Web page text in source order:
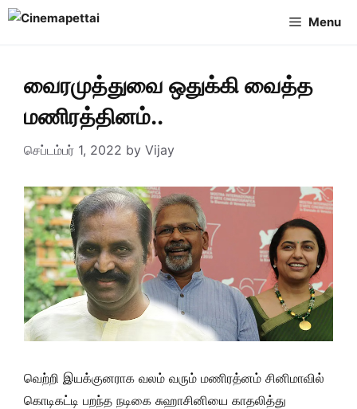
Skip
Menu
வைரமுத்துவை ஒதுக்கி வைத்த
மணிரத்தினம்..
செப்டம்பர் 1, 2022 by Vijay
வெற்றி இயக்குனராக வலம் வரும் மணிரத்னம் சினிமாவில்
கொடிகட்டி பறந்த நடிகை சுஹாசினியை காதலித்து